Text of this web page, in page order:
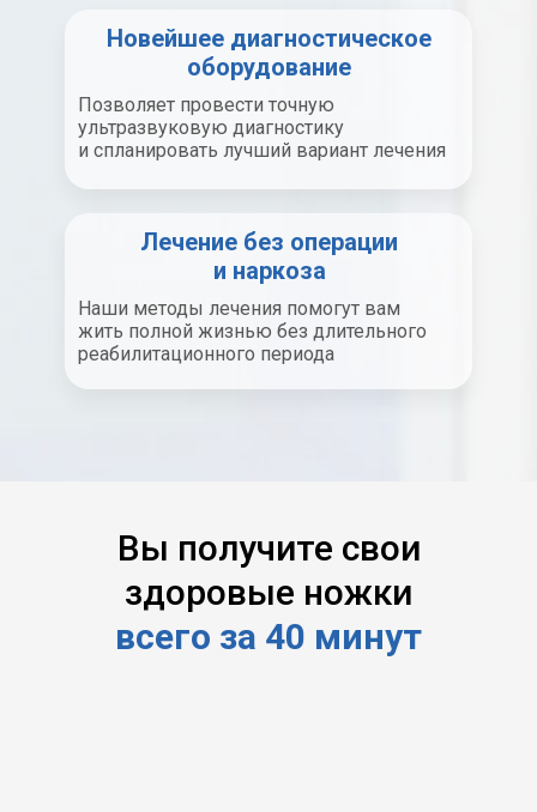
Новейшее диагностическое
оборудование
Позволяет провести точную
ультразвуковую диагностику
и спланировать лучший вариант лечения
Лечение без операции
и наркоза
Наши методы лечения помогут вам
жить полной жизнью без длительного
реабилитационного периода
Вы получите свои
здоровые ножки
всего за 40 минут